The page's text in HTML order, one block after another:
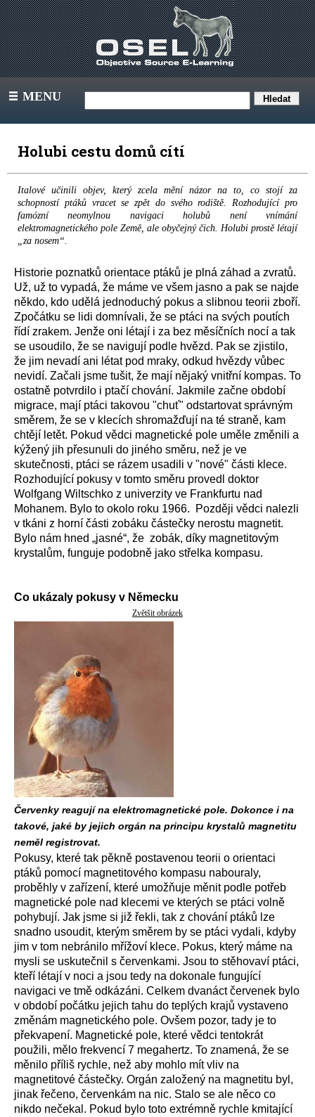
III MENU
Holubi cestu domů cítí
Italové učinili objev, který zcela mění názor na to, co stojí za
schopností ptáků vracet se zpět do svého rodiště. Rozhodující pro
famózní neomylnou navigaci holubů není vnímání
elektromagnetického pole Země, ale obyčejný čich. Holubi prostě létají
„za nosem“.
Historie poznatků orientace ptáků je plná záhad a zvratů.
Už, už to vypadá, že máme ve všem jasno a pak se najde
někdo, kdo udělá jednoduchý pokus a slibnou teorii zboří.
Zpočátku se lidi domnívali, že se ptáci na svých poutích
řídí zrakem. Jenže oni létají i za bez měsíčních nocí a tak
se usoudilo, že se navigují podle hvězd. Pak se zjistilo,
že jim nevadí ani létat pod mraky, odkud hvězdy vůbec
nevidí. Začali jsme tušit, že mají nějaký vnitřní kompas. To
ostatně potvrdilo i ptačí chování. Jakmile začne období
migrace, mají ptáci takovou "chuť" odstartovat správným
směrem, že se v klecích shromažďují na té straně, kam
chtějí letět. Pokud vědci magnetické pole uměle změnili a
kýžený jih přesunuli do jiného směru, než je ve
skutečnosti, ptáci se rázem usadili v "nové" části klece.
Rozhodující pokusy v tomto směru provedl doktor
Wolfgang Wiltschko z univerzity ve Frankfurtu nad
Mohanem. Bylo to okolo roku 1966. Později vědci nalezli
v tkáni z horní části zobáku částečky nerostu magnetit.
Bylo nám hned „jasné“, že zobák, díky magnetitovým
krystalům, funguje podobně jako střelka kompasu.
Co ukázaly pokusy v Německu
Zvětšit obrázek
Červenky reagují na elektromagnetické pole. Dokonce i na
takové, jaké by jejich orgán na principu krystalů magnetitu
neměl registrovat.
Pokusy, které tak pěkně postavenou teorii o orientaci
ptáků pomocí magnetitového kompasu nabouraly,
proběhly v zařízení, které umožňuje měnit podle potřeb
magnetické pole nad klecemi ve kterých se ptáci volně
pohybují. Jak jsme si již řekli, tak z chování ptáků lze
snadno usoudit, kterým směrem by se ptáci vydali, kdyby
jim v tom nebránilo mřížoví klece. Pokus, který máme na
mysli se uskutečnil s červenkami. Jsou to stěhovaví ptáci,
kteří létají v noci a jsou tedy na dokonale fungující
navigaci ve tmě odkázáni. Celkem dvanáct červenek bylo
v období počátku jejich tahu do teplých krajů vystaveno
změnám magnetického pole. Ovšem pozor, tady je to
překvapení. Magnetické pole, které vědci tentokrát
použili, mělo frekvencí 7 megahertz. To znamená, že se
měnilo příliš rychle, než aby mohlo mít vliv na
magnetitové částečky. Orgán založený na magnetitu byl,
jinak řečeno, červenkám na nic. Stalo se ale něco co
nikdo nečekal. Pokud bylo toto extrémně rychle kmitající